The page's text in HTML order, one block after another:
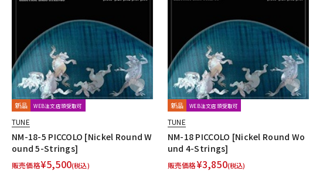
DJ機器
中古 ヴィンテージ
新品 WEB注文店頭受取可
TUNE
NM-18-5 PICCOLO [Nickel Round W
ound 5-Strings]
販売価格¥5,500(税込)
新品 WEB注文店頭受取可
TUNE
NM-18 PICCOLO [Nickel Round Wo
und 4-Strings]
販売価格¥3,850(税込)